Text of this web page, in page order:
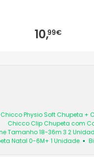
10,99€
Chicco Physio Soft Chupeta +
Chicco Clip Chupeta com
Tamanho 18-36m 3 2
Natal 0-6M+ 1 Unidade